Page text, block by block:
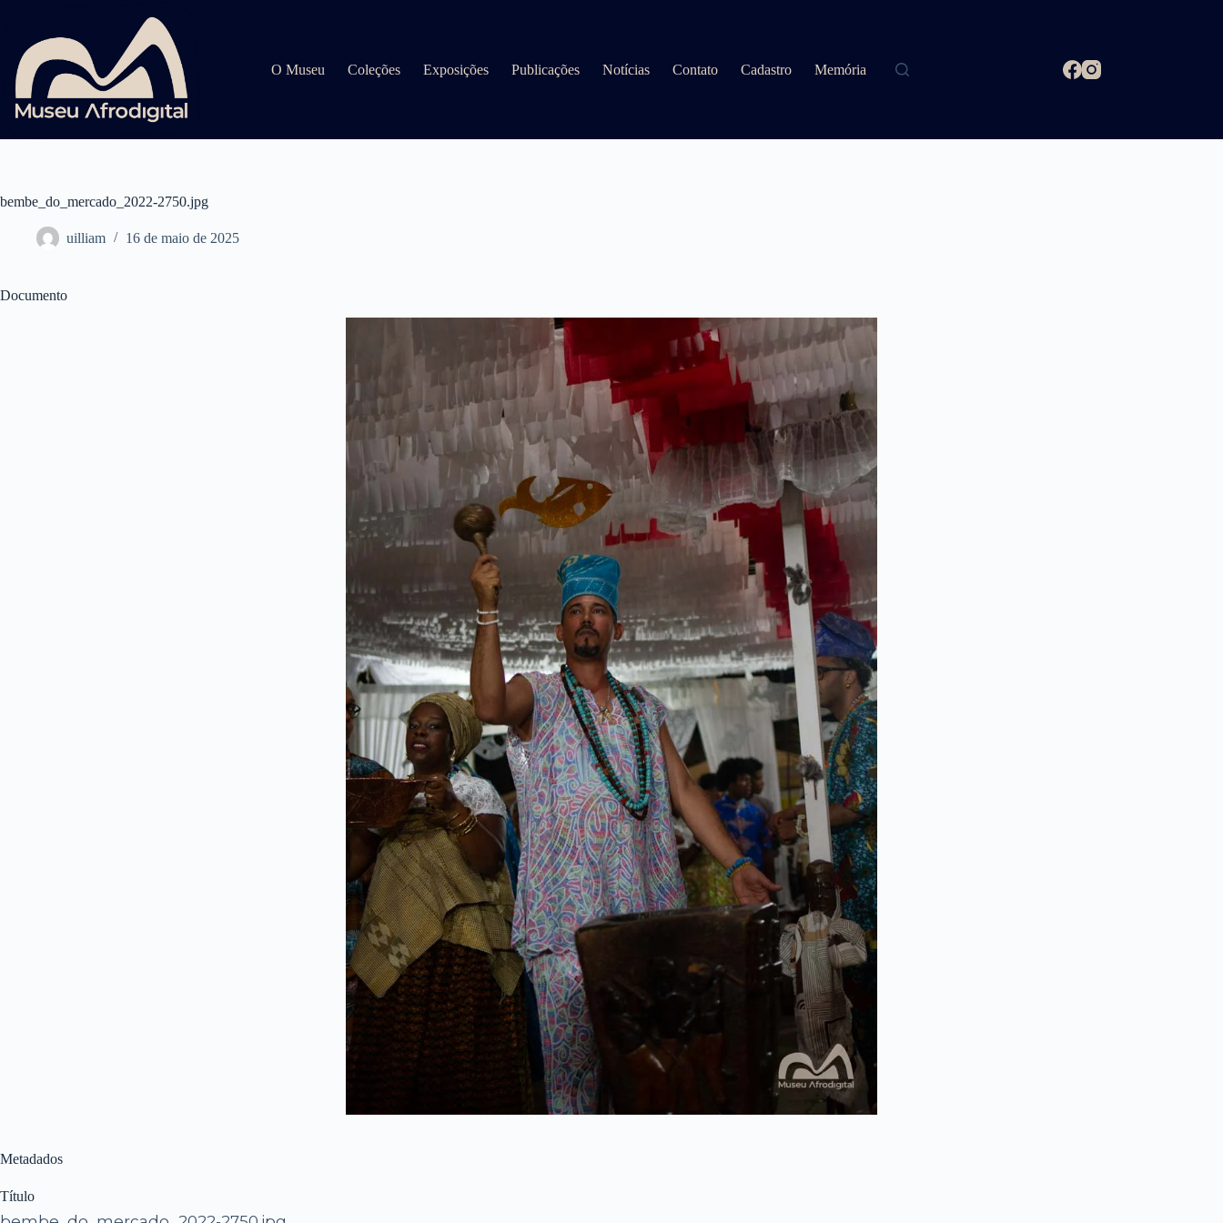
conteúdo
O Museu
Coleções Exposições Publicações Notícias Contato Cadastro Memória
bembe_do_mercado_2022-2750.jpg
uilliam 16 de maio de 2025
Documento
Metadados
Título